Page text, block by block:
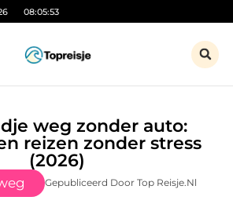
08:05:55
weg zonder auto:
reizen zonder stress
(2026)
Gepubliceerd Door Top Reisje.nl